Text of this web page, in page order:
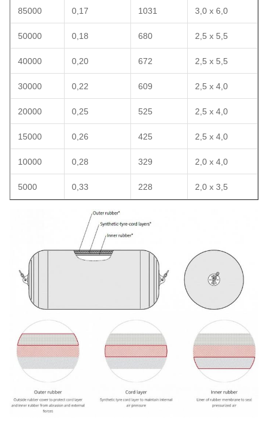
85000 0,17 1031 3,0 x 6,0
50000 0,18 680 2,5 x 5,5
40000 0,20 672 2,5 x 5,5
30000 0,22 609 2,5 x 4,0
20000 0,25 525 2,5 x 4,0
15000 0,26 425 2,5 x 4,0
10000 0,28 329 2,0 x 4,0
5000 0,33 228 2,0 x 3,5